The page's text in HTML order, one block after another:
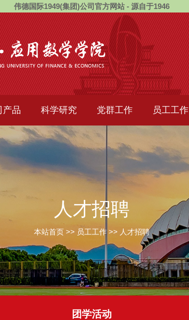
伟德国际1949(集团)公司官方网站 - 源自于1946
产品 科学研究 党群工作 员工工作
人才招聘
本站首页 >> 员工工作 >> 人才招聘
团学活动